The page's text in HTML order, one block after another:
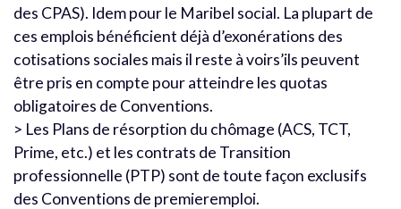
des CPAS). Idem pour le Maribel social. La plupart de
ces emplois bénéficient déjà d’exonérations des
cotisations sociales mais il reste à voirs’ils peuvent
être pris en compte pour atteindre les quotas
obligatoires de Conventions.
> Les Plans de résorption du chômage (ACS, TCT,
Prime, etc.) et les contrats de Transition
professionnelle (PTP) sont de toute façon exclusifs
des Conventions de premieremploi.